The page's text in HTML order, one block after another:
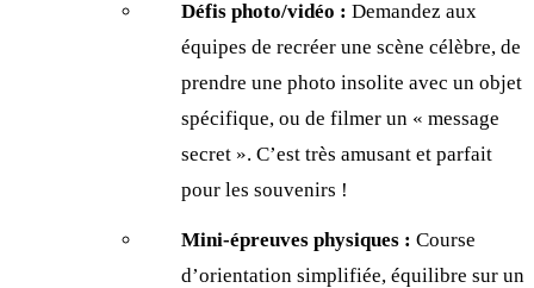
Défis photo/vidéo : Demandez aux
équipes de recréer une scène célèbre, de
prendre une photo insolite avec un objet
spécifique, ou de filmer un « message
secret ». C’est très amusant et parfait
pour les souvenirs !
Mini-épreuves physiques : Course
d’orientation simplifiée, équilibre sur un